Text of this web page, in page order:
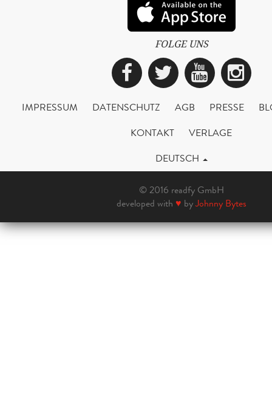
FOLGE UNS
Facebook
Twitter
IMPRESSUM DATENSCHUTZ AGB PRESSE
KONTAKT
VERLAGE
DEUTSCH
© 2016 readfy GmbH
developed with ♥ byJohnny Bytes